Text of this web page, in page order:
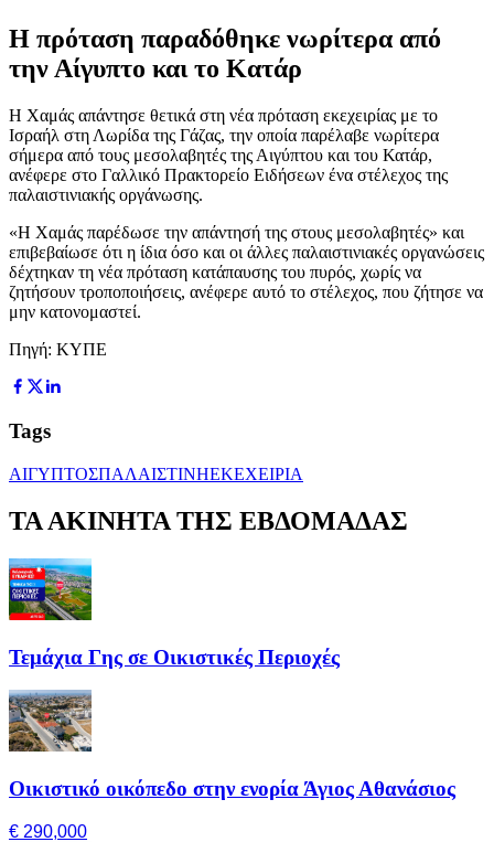
Η πρόταση παραδόθηκε νωρίτερα από
την Αίγυπτο και το Κατάρ
Η Χαμάς απάντησε θετικά στη νέα πρόταση εκεχειρίας με το
Ισραήλ στη Λωρίδα της Γάζας, την οποία παρέλαβε νωρίτερα
σήμερα από τους μεσολαβητές της Αιγύπτου και του Κατάρ,
ανέφερε στο Γαλλικό Πρακτορείο Ειδήσεων ένα στέλεχος της
παλαιστινιακής οργάνωσης.
«Η Χαμάς παρέδωσε την απάντησή της στους μεσολαβητές» και
επιβεβαίωσε ότι η ίδια όσο και οι άλλες παλαιστινιακές οργανώσεις
δέχτηκαν τη νέα πρόταση κατάπαυσης του πυρός, χωρίς να
ζητήσουν τροποποιήσεις, ανέφερε αυτό το στέλεχος, που ζήτησε να
μην κατονομαστεί.
Πηγή: ΚΥΠΕ
Tags
ΑΙΓΥΠΤΟΣΠΑΛΑΙΣΤΙΝΗΕΚΕΧΕΙΡΙΑ
ΤΑ ΑΚΙΝΗΤΑ ΤΗΣ ΕΒΔΟΜΑΔΑΣ
Τεμάχια Γης σε Οικιστικές Περιοχές
Οικιστικό οικόπεδο στην ενορία Άγιος Αθανάσιος
€ 290,000